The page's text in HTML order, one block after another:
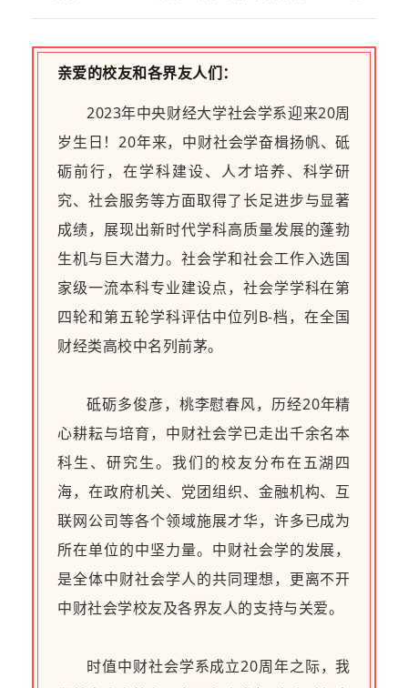
亲爱的校友和各界友人们：
2023年中央财经大学社会学系迎来20周
岁生日！20年来，中财社会学奋楫扬帆、砥
砺前行，在学科建设、人才培养、科学研
究、社会服务等方面取得了长足进步与显著
成绩，展现出新时代学科高质量发展的蓬勃
生机与巨大潜力。社会学和社会工作入选国
家级一流本科专业建设点，社会学学科在第
四轮和第五轮学科评估中位列B-档，在全国
财经类高校中名列前茅。
砥砺多俊彦，桃李慰春风，历经20年精
心耕耘与培育，中财社会学已走出千余名本
科生、研究生。我们的校友分布在五湖四
海，在政府机关、党团组织、金融机构、互
联网公司等各个领域施展才华，许多已成为
所在单位的中坚力量。中财社会学的发展，
是全体中财社会学人的共同理想，更离不开
中财社会学校友及各界友人的支持与关爱。
时值中财社会学系成立20周年之际，我